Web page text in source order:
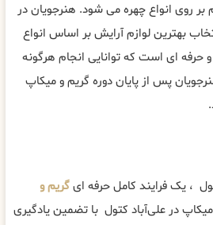
روی انواع چهره می شود. هنرجویان در
بهترین لوازم آرایش بر اساس انواع
حرفه ای است که توانایی انجام هرگونه
پس از پایان دوره گریم و میکاپ
، یک فرایند کامل حرفه ایگریم و
در علی‌آباد کتول با تضمین یادگیری